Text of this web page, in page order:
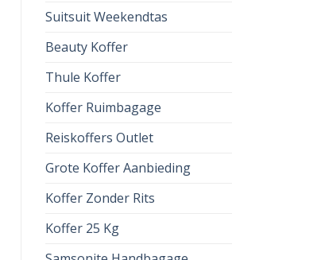
Suitsuit Weekendtas
Beauty Koffer
Thule Koffer
Koffer Ruimbagage
Reiskoffers Outlet
Grote Koffer Aanbieding
Koffer Zonder Rits
Koffer 25 Kg